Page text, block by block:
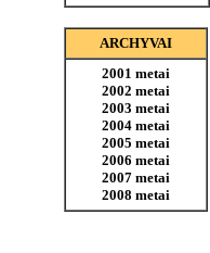
ARCHYVAI
2001 metai
2002 metai
2003 metai
2004 metai
2005 metai
2006 metai
2007 metai
2008 metai